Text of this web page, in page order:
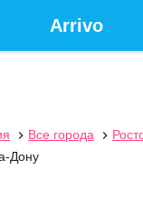
Arrivo
 Все города 
Дону